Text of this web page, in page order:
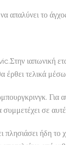
απαλύνει το
ιαπωνική
τελικά
Για
σε
πλησιάσει ήδη το